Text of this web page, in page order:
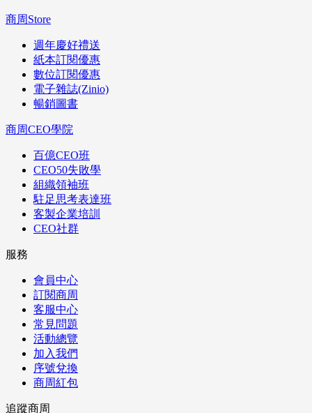
商周Store
週年慶好禮送
紙本訂閱優惠
數位訂閱優惠
電子雜誌(Zinio)
暢銷圖書
商周CEO學院
百億CEO班
CEO50失敗學
組織領袖班
駐足思考表達班
客製企業培訓
CEO社群
服務
會員中心
訂閱商周
客服中心
常見問題
活動總覽
加入我們
序號兌換
商周紅包
追蹤商周